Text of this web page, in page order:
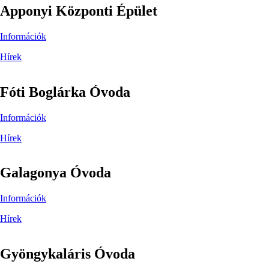
Apponyi Központi Épület
Információk
Hírek
Fóti Boglárka Óvoda
Információk
Hírek
Galagonya Óvoda
Információk
Hírek
Gyöngykaláris Óvoda